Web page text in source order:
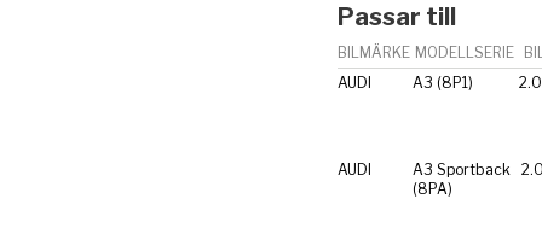
Passar till
BILMÄRKE MODELLSERIE
AUDI
A3 (8P1)
AUDI
A3 Sportback
(8PA)